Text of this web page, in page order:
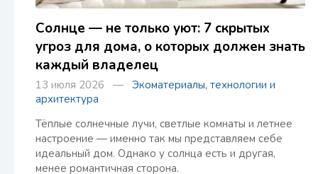
Солнце — не только уют: 7 скрытых
угроз для дома, о которых должен знать
каждый владелец
13 июля 2026 — Экоматериалы, технологии и
архитектура
Тёплые солнечные лучи, светлые комнаты и летнее
настроение — именно так мы представляем себе
идеальный дом. Однако у солнца есть и другая,
менее романтичная сторона.